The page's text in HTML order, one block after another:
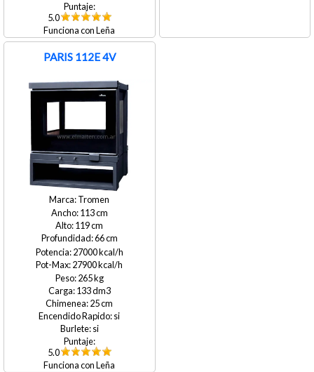
5.0
Leña
PARIS 112E 4V
Tromen
113
119
66
27000
27900
265
133
25
si
si
5.0
Leña